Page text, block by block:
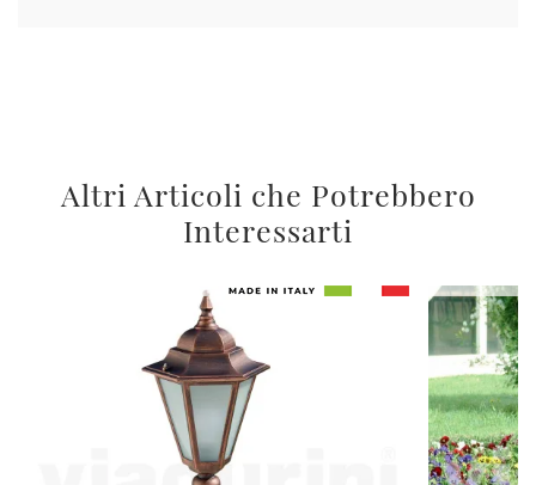
Altri Articoli che Potrebbero
Interessarti